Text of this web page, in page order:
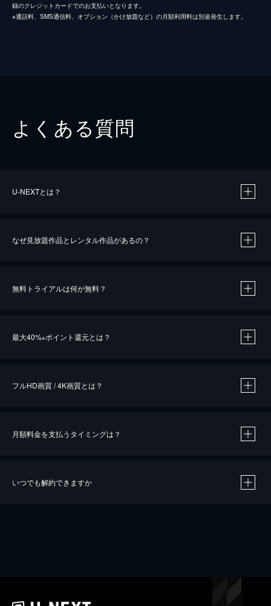
録のクレジットカードでのお支払いとなります。
※通話料、SMS通信料、オプション（かけ放題など）の月額利用料は別途発生します。
よくある質問
U-NEXTとは？
なぜ見放題作品とレンタル作品があるの？
無料トライアルは何が無料？
最大40%※ポイント還元とは？
※40％ポイント還元の対象は、クレジットカード決済による作品の購入 / レンタルです。
iOSアプリのUコイン決済による作品の購入 / レンタルは、20％のポイント還元です。
フルHD画質 / 4K画質とは？
月額料金を支払うタイミングは？
いつでも解約できますか